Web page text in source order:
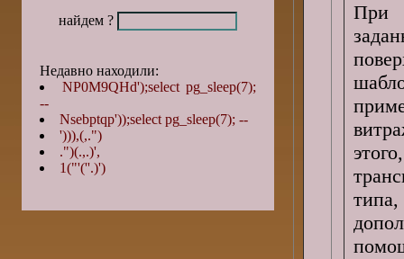
При
найдем ?
Недавно находили:
NP0M9QHd');select pg_sleep(7);
--
Nsebptqp'));select pg_sleep(7); --
'))),(,.")
.")(.,.)',
1("'(''.)')